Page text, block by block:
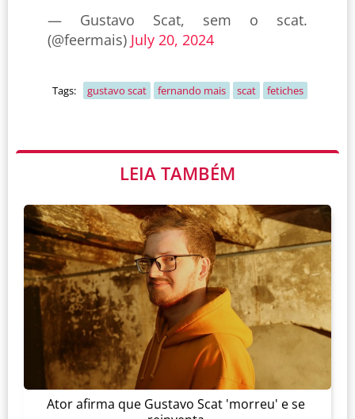
— Gustavo Scat, sem o scat.
(@feermais) July 20, 2024
Tags: gustavo scat fernando mais scat fetiches
LEIA TAMBÉM
Ator afirma que Gustavo Scat 'morreu' e se